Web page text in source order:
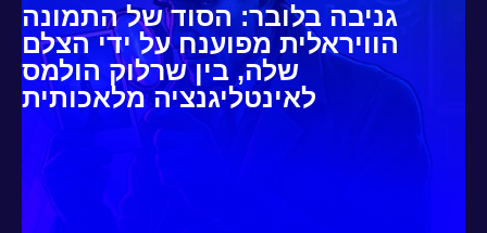
גניבה בלובר: הסוד של התמונה
הוויראלית מפוענח על ידי הצלם
שלה, בין שרלוק הולמס
לאינטליגנציה מלאכותית